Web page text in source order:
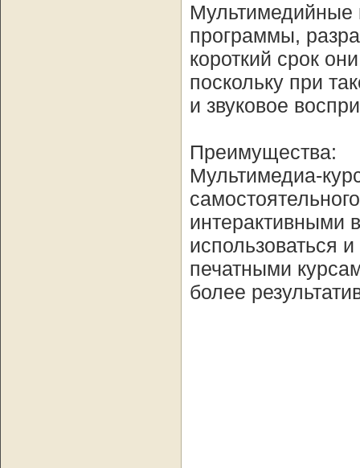
программы,
короткий срок
поскольку при
и звуковое
Преимуществa:
Мультимедиа-
интерактивными
использоваться
печатными
более